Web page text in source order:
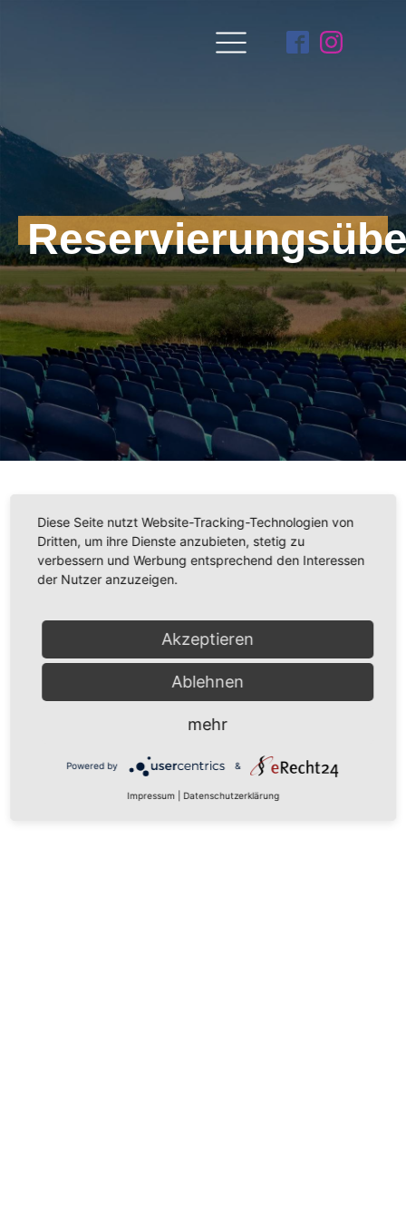
Ups! Du hast keine Berechtigung hier zu sein. Vielleicht
solltest du wieder auf dieStartseitezurück gehen :-)
Diese Seite nutzt Website-Tracking-Technologien von
Dritten, um ihre Dienste anzubieten, stetig zu
verbessern und Werbung entsprechend den Interessen
der Nutzer anzuzeigen.
Akzeptieren
Ablehnen
mehr
Powered by &
Impressum Datenschutzerklärung